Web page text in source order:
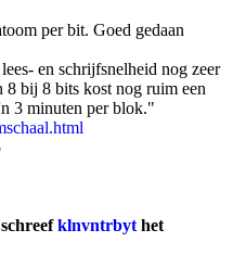
per bit. Goed gedaan
en schrijfsnelheid nog zeer
8 bij 8 bits kost nog ruim een
3 minuten per blok."
schreefklnvntrbyt het